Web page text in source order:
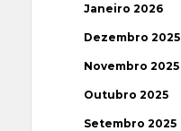
Janeiro 2026
Dezembro 2025
Novembro 2025
Outubro 2025
Setembro 2025